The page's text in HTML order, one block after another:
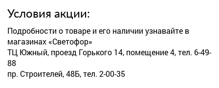
Условия акции:
Подробности о товаре и его наличии узнавайте в
магазинах «Светофор»
ТЦ Южный, проезд Горького 14, помещение 4, тел. 6-49-
88
пр. Строителей, 48Б, тел. 2-00-35